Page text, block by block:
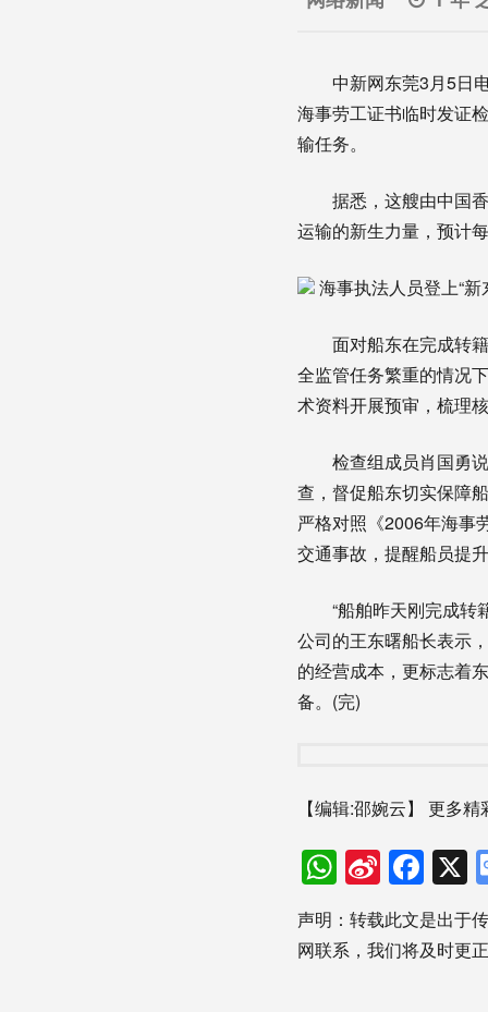
中新网东莞3月5日电
海事劳工证书临时发证
输任务。
据悉，这艘由中国香
运输的新生力量，预计
海事执法人员登上“
面对船东在完成转籍
全监管任务繁重的情况
术资料开展预审，梳理
检查组成员肖国勇说
查，督促船东切实保障
严格对照《2006年海事
交通事故，提醒船员提
“船舶昨天刚完成转籍
公司的王东曙船长表示
的经营成本，更标志着
备。(完)
【编辑:邵婉云】 更多精
Sina
Weibo
声明：转载此文是出于
网联系，我们将及时更